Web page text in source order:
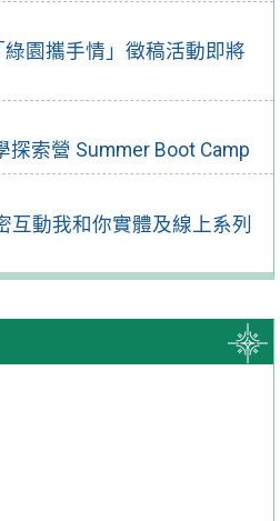
園攜手情」徵稿活動即將
探索營 Summer Boot Camp
互動我和你實體及線上系列